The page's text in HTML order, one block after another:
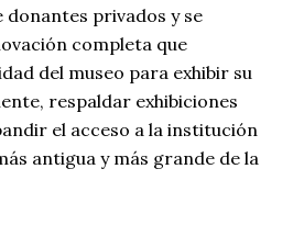
donantes privados y se
completa que
del museo para exhibir su
respaldar exhibiciones
el acceso a la institución
antigua y más grande de la